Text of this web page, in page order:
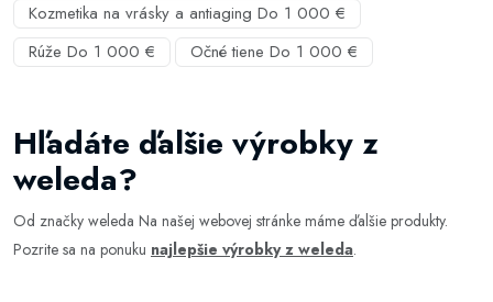
Kozmetika na vrásky a antiaging Do 1 000 €
Rúže Do 1 000 €
Očné tiene Do 1 000 €
Hľadáte ďalšie výrobky z
weleda?
Od značky weleda Na našej webovej stránke máme ďalšie produkty.
Pozrite sa na ponuku najlepšie výrobky z weleda.